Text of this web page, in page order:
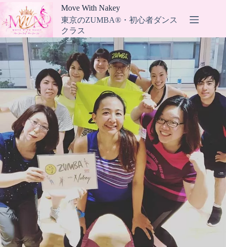
テ
ン
ツ
へ
ス
キ
ッ
Move With Nakey
東京のZUMBA®・初心者ダンス
クラス